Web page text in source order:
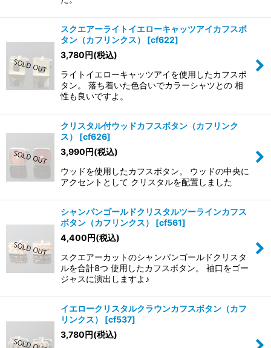
スクエアーライトイエローキャッツアイカフスボ
タン（カフリンクス）
[cf622]
3,780円(税込)
ライトイエローキャッツアイを使用したカフスボ
タン。 落ち着いた色合いでカラーシャツとの 相
性も良いですよ。
クリスタル付ウッドカフスボタン（カフリンク
ス）
[cf626]
3,990円(税込)
ウッドを使用したカフスボタン。 ウッドの中央に
アクセントとして クリスタルを配置しました
シャンパンゴールドクリスタルツーラインカフス
ボタン（カフリンクス）
[cf561]
4,400円(税込)
スクエアーカットのシャンパンゴールドクリスタ
ルを合計8つ 使用したカフスボタン。 袖口をゴー
ジャスに演出しますよ♪
イエロークリスタルクラウンカフスボタン（カフ
リンクス）
[cf537]
3,780円(税込)